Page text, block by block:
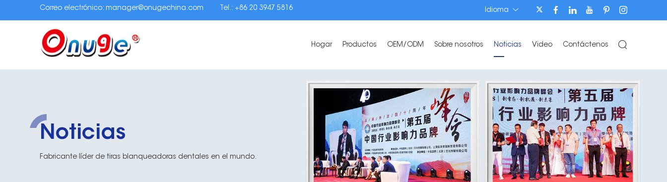
Idioma
Correo electrónico: manager@onugechina.com Tel.: +86 20 3947 5816
Hogar Productos OEM/ODM Sobre nosotros Noticias Video Contáctenos
Noticias
Fabricante líder de tiras blanqueadoras dentales en el mundo.